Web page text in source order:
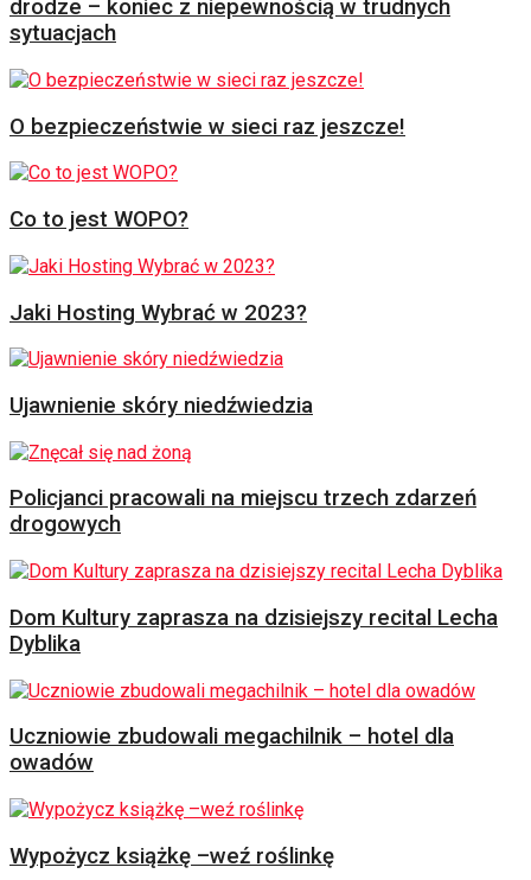
drodze – koniec z niepewnością w trudnych
sytuacjach
O bezpieczeństwie w sieci raz jeszcze!
Co to jest WOPO?
Jaki Hosting Wybrać w 2023?
Ujawnienie skóry niedźwiedzia
Policjanci pracowali na miejscu trzech zdarzeń
drogowych
Dom Kultury zaprasza na dzisiejszy recital Lecha
Dyblika
Uczniowie zbudowali megachilnik – hotel dla
owadów
Wypożycz książkę –weź roślinkę